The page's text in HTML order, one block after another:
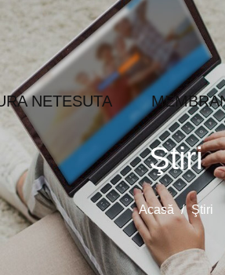
NETESUTA
Ştiri
Acasă / Ştiri